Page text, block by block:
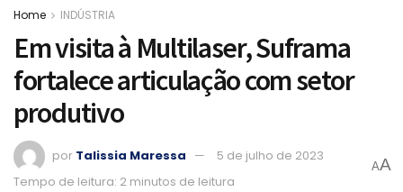
Home INDÚSTRIA
Em visita à Multilaser, Suframa
fortalece articulação com setor
produtivo
por Talissia Maressa
5 de julho de 2023
Tempo de leitura: 2 minutos de leitura
AA